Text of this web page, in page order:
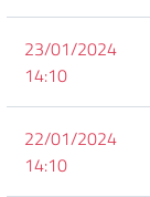
23/01/2024
14:10
22/01/2024
14:10